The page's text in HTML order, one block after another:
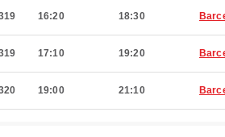
16:20 18:30
17:10 19:20
19:00 21:10